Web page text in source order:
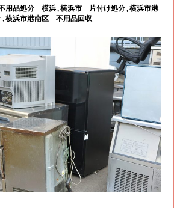
用品処分 横浜 横浜市 片付け処分 横浜市港
横浜市港南区 不用品回収